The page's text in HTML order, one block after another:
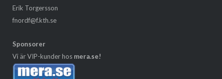
Erik Torgersson
fnordf@f.kth.se
Sponsorer
Vi är VIP-kunder hos mera.se!